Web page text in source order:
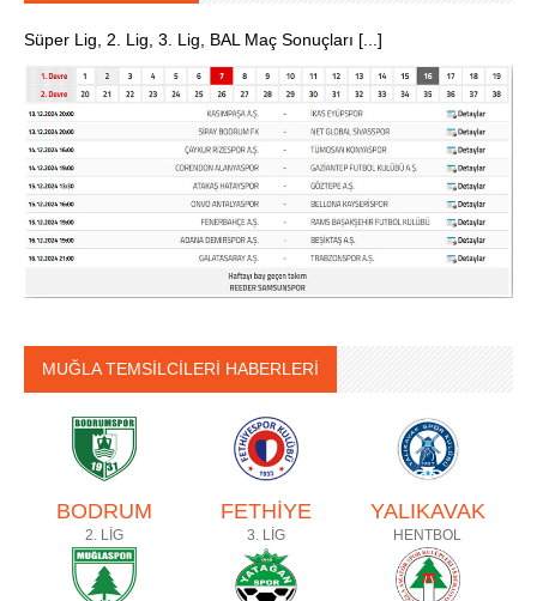
Süper Lig, 2. Lig, 3. Lig, BAL Maç Sonuçları [...]
MUĞLA TEMSİLCİLERİ HABERLERİ
BODRUM
2. LİG
FETHİYE
3. LİG
YALIKAVAK
HENTBOL